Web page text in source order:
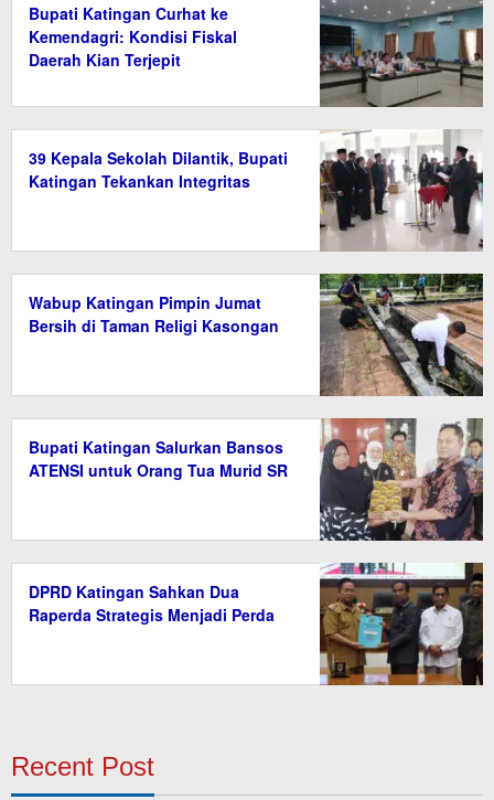
Bupati Katingan Curhat ke
Kemendagri: Kondisi Fiskal
Daerah Kian Terjepit
39 Kepala Sekolah Dilantik, Bupati
Katingan Tekankan Integritas
Wabup Katingan Pimpin Jumat
Bersih di Taman Religi Kasongan
Bupati Katingan Salurkan Bansos
ATENSI untuk Orang Tua Murid SR
DPRD Katingan Sahkan Dua
Raperda Strategis Menjadi Perda
Recent Post